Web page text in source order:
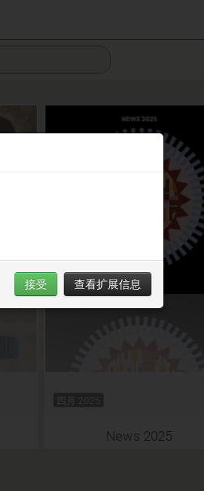
四月 2025
News 2025
接受 查看扩展信息